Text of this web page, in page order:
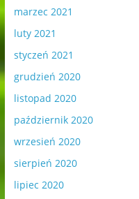
marzec 2021
luty 2021
styczeń 2021
grudzień 2020
listopad 2020
październik 2020
wrzesień 2020
sierpień 2020
lipiec 2020